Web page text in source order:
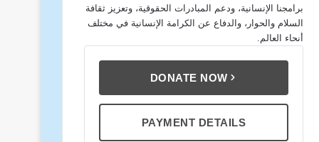
برامجنا الإنسانية، ودعم المبادرات الحقوقية، وتعزيز ثقافة
السلام والحوار، والدفاع عن الكرامة الإنسانية في مختلف
أنحاء العالم.
DONATE NOW
PAYMENT DETAILS